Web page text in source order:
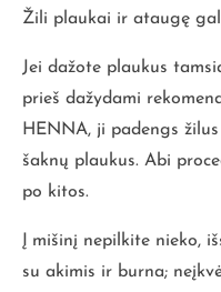
Žili plaukai ir ataugę
Jei dažote plaukus
prieš dažydami
HENNA, ji padengs
šaknų plaukus. Abi
po kitos.
Į mišinį nepilkite nieko,
su akimis ir burna;